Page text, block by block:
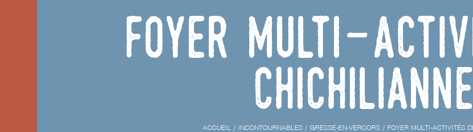
Foyer Multi-
Chichilianne
ACCUEIL INCONTOURNABLES GRESSE-EN-VERCORS FOYER MULTI-ACTIVITÉS